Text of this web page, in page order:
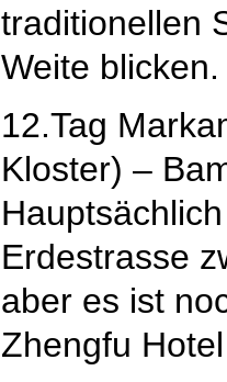
traditionellen
Weite
12.Tag
Kloster) –
Erdestrasse
aber es ist
Zhengfu Hotel